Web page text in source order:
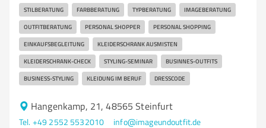
STILBERATUNG FARBBERATUNG TYPBERATUNG IMAGEBERATUNG
OUTFITBERATUNG PERSONAL SHOPPER PERSONAL SHOPPING
EINKAUFSBEGLEITUNG KLEIDERSCHRANK AUSMISTEN
KLEIDERSCHRANK-CHECK STYLING-SEMINAR BUSINNES-OUTFITS
BUSINESS-STYLING KLEIDUNG IM BERUF DRESSCODE
Hangenkamp, 21, 48565 Steinfurt
Tel. +49 2552 5532010
info@imageundoutfit.de